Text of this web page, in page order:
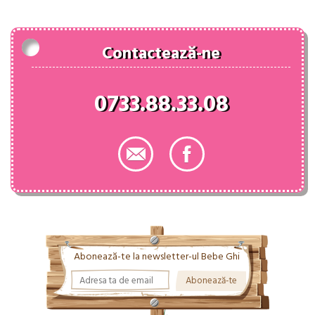
Contactează-ne
0733.88.33.08
Abonează-te la newsletter-ul Bebe Ghi